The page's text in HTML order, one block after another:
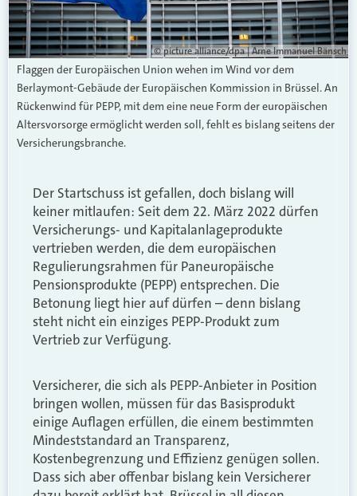
© picture alliance/dpa | Arne Immanuel Bänsch
Flaggen der Europäischen Union wehen im Wind vor dem
Berlaymont-Gebäude der Europäischen Kommission in Brüssel. An
Rückenwind für PEPP, mit dem eine neue Form der europäischen
Altersvorsorge ermöglicht werden soll, fehlt es bislang seitens der
Versicherungsbranche.
Der Startschuss ist gefallen, doch bislang will
keiner mitlaufen: Seit dem 22. März 2022 dürfen
Versicherungs- und Kapitalanlageprodukte
vertrieben werden, die dem europäischen
Regulierungsrahmen für Paneuropäische
Pensionsprodukte (PEPP) entsprechen. Die
Betonung liegt hier auf dürfen – denn bislang
steht nicht ein einziges PEPP-Produkt zum
Vertrieb zur Verfügung.
Versicherer, die sich als PEPP-Anbieter in Position
bringen wollen, müssen für das Basisprodukt
einige Auflagen erfüllen, die einem bestimmten
Mindeststandard an Transparenz,
Kostenbegrenzung und Effizienz genügen sollen.
Dass sich aber offenbar bislang kein Versicherer